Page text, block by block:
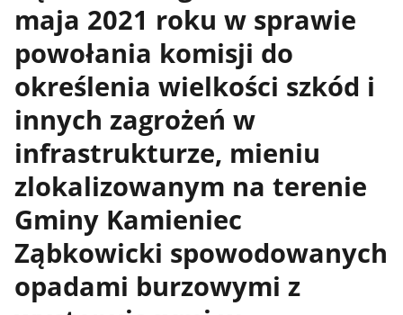
maja 2021 roku w sprawie
powołania komisji do
określenia wielkości szkód i
innych zagrożeń w
infrastrukturze, mieniu
zlokalizowanym na terenie
Gminy Kamieniec
Ząbkowicki spowodowanych
opadami burzowymi z